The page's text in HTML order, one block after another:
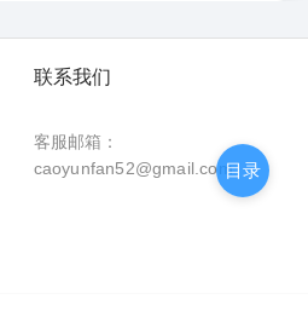
联系我们
客服邮箱：
caoyunfan52@gmail.com目录